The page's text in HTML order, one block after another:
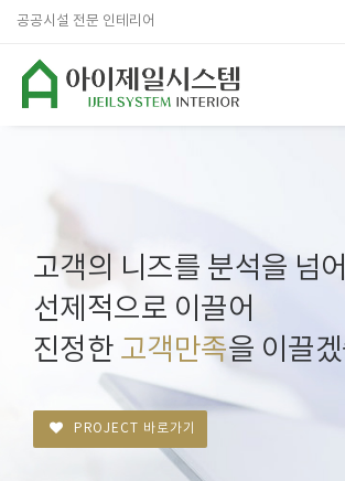
공공시설 전문 인테리어
고객의 니즈를 분석을 넘어
선제적으로 이끌어
진정한 고객만족을 이끌
PROJECT 바로가기